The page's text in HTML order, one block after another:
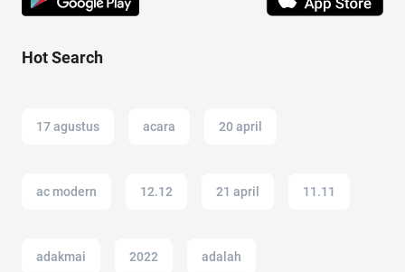
Hot Search
17 agustus acara 20 april
ac modern 12.12 21 april 11.11
adakmai 2022 adalah